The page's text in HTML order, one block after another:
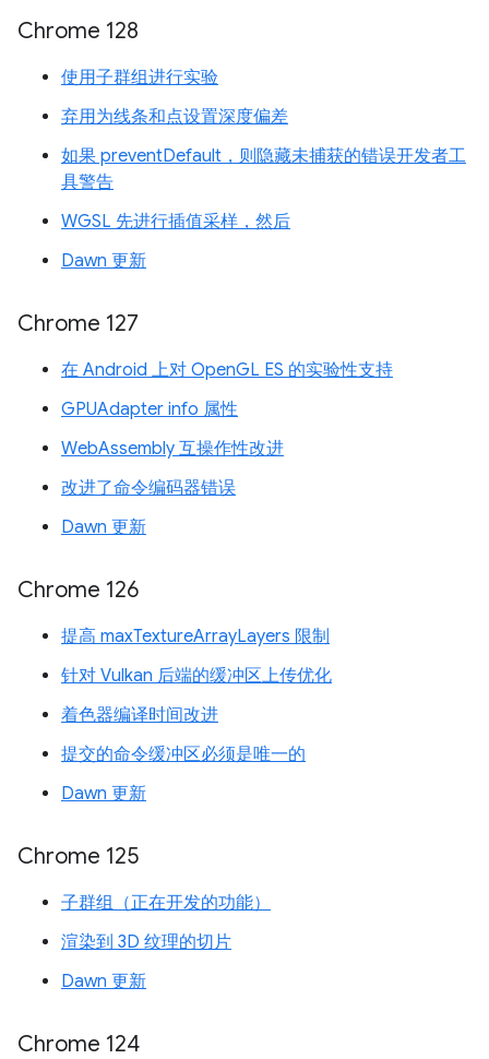
Chrome 128
使用子群组进行实验
弃用为线条和点设置深度偏差
如果 preventDefault，则隐藏未捕获的错误开发者工
具警告
WGSL 先进行插值采样，然后
Dawn 更新
Chrome 127
在 Android 上对 OpenGL ES 的实验性支持
GPUAdapter info 属性
WebAssembly 互操作性改进
改进了命令编码器错误
Dawn 更新
Chrome 126
提高 maxTextureArrayLayers 限制
针对 Vulkan 后端的缓冲区上传优化
着色器编译时间改进
提交的命令缓冲区必须是唯一的
Dawn 更新
Chrome 125
子群组（正在开发的功能）
渲染到 3D 纹理的切片
Dawn 更新
Chrome 124